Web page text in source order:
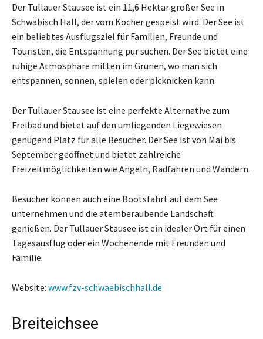
Der Tullauer Stausee ist ein 11,6 Hektar großer See in
Schwäbisch Hall, der vom Kocher gespeist wird. Der See ist
ein beliebtes Ausflugsziel für Familien, Freunde und
Touristen, die Entspannung pur suchen. Der See bietet eine
ruhige Atmosphäre mitten im Grünen, wo man sich
entspannen, sonnen, spielen oder picknicken kann.
Der Tullauer Stausee ist eine perfekte Alternative zum
Freibad und bietet auf den umliegenden Liegewiesen
genügend Platz für alle Besucher. Der See ist von Mai bis
September geöffnet und bietet zahlreiche
Freizeitmöglichkeiten wie Angeln, Radfahren und Wandern.
Besucher können auch eine Bootsfahrt auf dem See
unternehmen und die atemberaubende Landschaft
genießen. Der Tullauer Stausee ist ein idealer Ort für einen
Tagesausflug oder ein Wochenende mit Freunden und
Familie.
Website: www.fzv-schwaebischhall.de
Breiteichsee